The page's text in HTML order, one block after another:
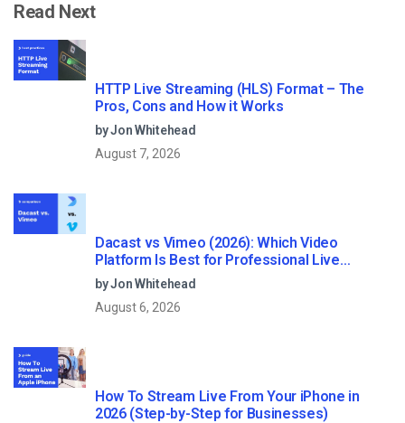
Read Next
HTTP Live Streaming (HLS) Format – The
Pros, Cons and How it Works
by Jon Whitehead
August 7, 2026
Dacast vs Vimeo (2026): Which Video
Platform Is Best for Professional Live
Streaming?
by Jon Whitehead
August 6, 2026
How To Stream Live From Your iPhone in
2026 (Step-by-Step for Businesses)